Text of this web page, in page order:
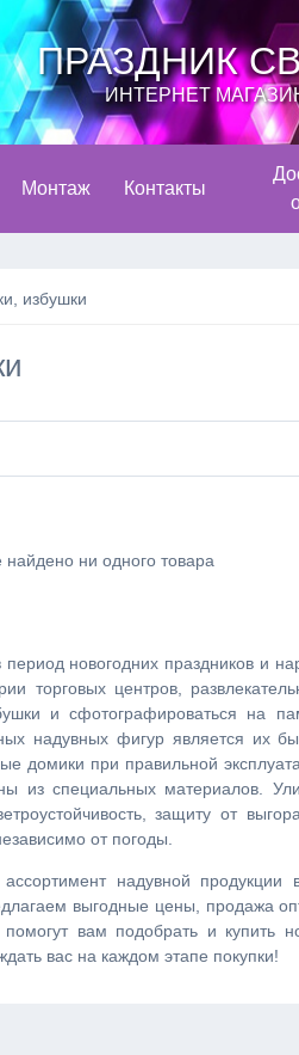
ПРАЗДНИК
ИНТЕРНЕТ
Монтаж Контакты
избушки
найдено ни одного товара
новогодних праздников и
торговых центров,
и сфотографироваться
надувных фигур является их
домики при правильной
из специальных материалов.
защиту от
от погоды.
надувной
выгодные цены, продажа
вам подобрать и купить
вас на каждом этапе покупки!